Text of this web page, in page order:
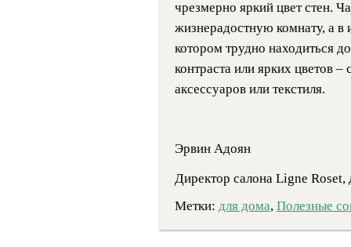
чрезмерно яркий цвет стен.
жизнерадостную комнату, а в
котором трудно находиться
контраста или ярких цветов
аксессуаров или текстиля.
Эрвин Адоян
Директор салона Ligne Roset,
Метки: для дома, Полезные